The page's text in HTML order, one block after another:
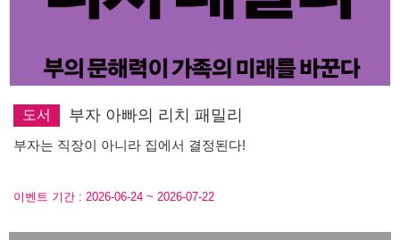
도서 부자 아빠의 리치 패밀리
부자는 직장이 아니라 집에서 결정된다!
이벤트 기간 : 2026-06-24 ~ 2026-07-22